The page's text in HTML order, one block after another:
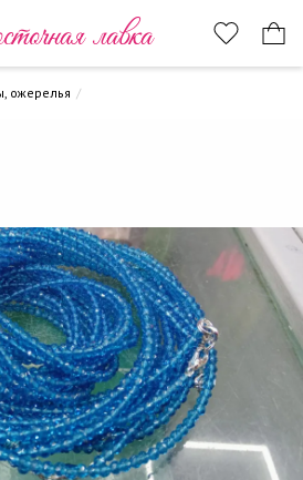
лавка
ожерелья